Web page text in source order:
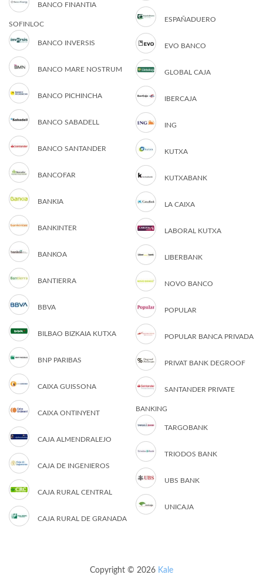
BANCO FINANTIA
SOFINLOC
BANCO INVERSIS
BANCO MARE NOSTRUM
BANCO PICHINCHA
BANCO SABADELL
BANCO SANTANDER
BANCOFAR
BANKIA
BANKINTER
BANKOA
BANTIERRA
BBVA
BILBAO BIZKAIA KUTXA
BNP PARIBAS
CAIXA GUISSONA
CAIXA ONTINYENT
CAJA ALMENDRALEJO
CAJA DE INGENIEROS
CAJA RURAL CENTRAL
CAJA RURAL DE GRANADA
ESPAÑADUERO
EVO BANCO
GLOBAL CAJA
IBERCAJA
ING
KUTXA
KUTXABANK
LA CAIXA
LABORAL KUTXA
LIBERBANK
NOVO BANCO
POPULAR
POPULAR BANCA PRIVADA
PRIVAT BANK DEGROOF
SANTANDER PRIVATE
BANKING
TARGOBANK
TRIODOS BANK
UBS BANK
UNICAJA
Copyright © 2026 Kale